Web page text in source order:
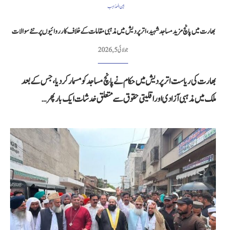
بین المذاہب
بھارت میں پانچ مزید مساجد شہید، اتر پردیش میں مذہبی مقامات کے خلاف کارروائیوں پر نئے سوالات
جولائی 5, 2026
بھارت کی ریاست اتر پردیش میں حکام نے پانچ مساجد کو مسمار کر دیا، جس کے بعد
ملک میں مذہبی آزادی اور اقلیتی حقوق سے متعلق خدشات ایک بار پھر…